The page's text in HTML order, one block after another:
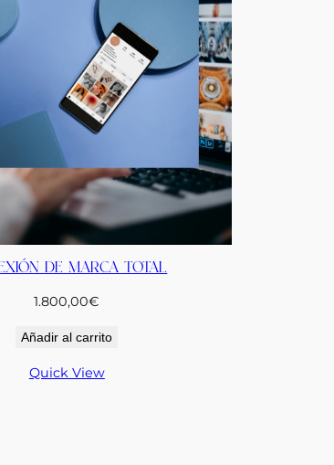
DE MARCA TOTAL
1.800,00€
Añadir al carrito
Quick View